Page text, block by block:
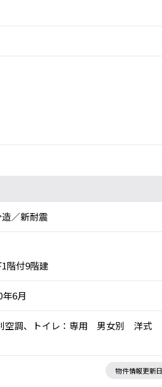
／新耐震
階付9階建
年6月
別空調、トイレ：専用 男女別 洋式
物件情報更新